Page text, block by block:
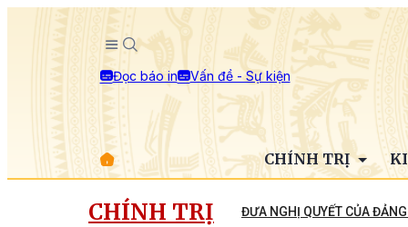
Đọc báo in Vấn đề - Sự kiện
CHÍNH TRỊ
CHÍNH TRỊ ĐƯA NGHỊ QUYẾT CỦA